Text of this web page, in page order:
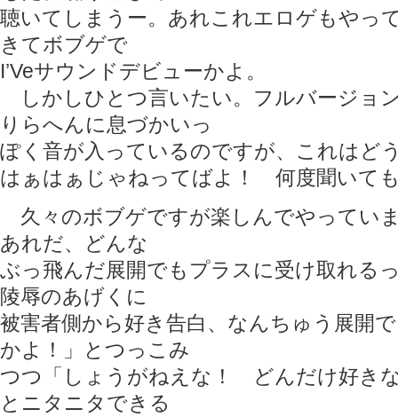
聴いてしまうー。あれこれエロゲもやっ
きてボブゲで
I’Veサウンドデビューかよ。
しかしひとつ言いたい。フルバージョ
りらへんに息づかいっ
ぽく音が入っているのですが、これはど
はぁはぁじゃねってばよ！ 何度聞いて
久々のボブゲですが楽しんでやってい
あれだ、どんな
ぶっ飛んだ展開でもプラスに受け取れる
陵辱のあげくに
被害者側から好き告白、なんちゅう展開
かよ！」とつっこみ
つつ「しょうがねえな！ どんだけ好き
とニタニタできる